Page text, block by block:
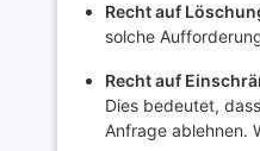
Recht auf
solche
Recht auf
Dies bedeutet,
Anfrage ablehnen.